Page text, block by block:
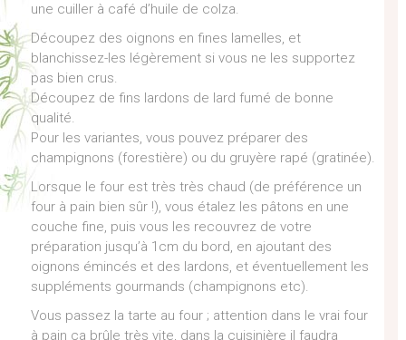
une cuiller à café d’huile de colza.
Découpez des oignons en fines lamelles, et
blanchissez-les légèrement si vous ne les supportez
pas bien crus.
Découpez de fins lardons de lard fumé de bonne
qualité.
Pour les variantes, vous pouvez préparer des
champignons (forestière) ou du gruyère rapé (gratinée).
Lorsque le four est très très chaud (de préférence un
four à pain bien sûr !), vous étalez les pâtons en une
couche fine, puis vous les recouvrez de votre
préparation jusqu’à 1cm du bord, en ajoutant des
oignons émincés et des lardons, et éventuellement les
suppléments gourmands (champignons etc).
Vous passez la tarte au four ; attention dans le vrai four
à pain ça brûle très vite, dans la cuisinière il faudra